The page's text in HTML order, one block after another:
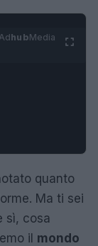
AdhubMedia
quanto
Ma ti sei
sì, cosa
il mondo